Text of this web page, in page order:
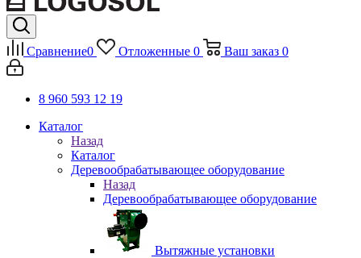
Сравнение0 Отложенные 0 Ваш заказ 0
8 960 593 12 19
Каталог
Назад
Каталог
Деревообрабатывающее оборудование
Назад
Деревообрабатывающее оборудование
Вытяжные установки